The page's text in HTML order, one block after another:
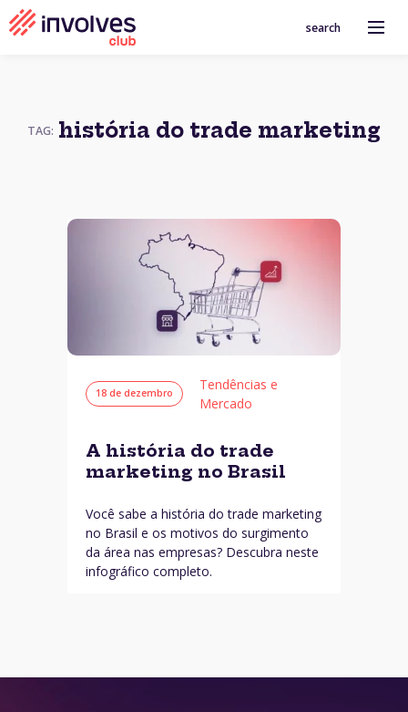
search
TAG: história do trade marketing
18 de dezembro
Tendências e
Mercado
A história do trade
marketing no Brasil
Você sabe a história do trade marketing
no Brasil e os motivos do surgimento
da área nas empresas? Descubra neste
infográfico completo.